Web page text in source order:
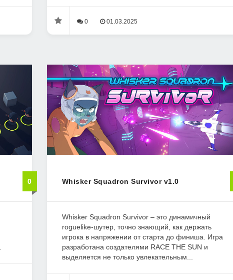
0 01.03.2025
0 Whisker Squadron Survivor v1.0
Whisker Squadron Survivor – это динамичный
roguelike-шутер, точно знающий, как держать
игрока в напряжении от старта до финиша. Игра
разработана создателями RACE THE SUN и
выделяется не только увлекательным...